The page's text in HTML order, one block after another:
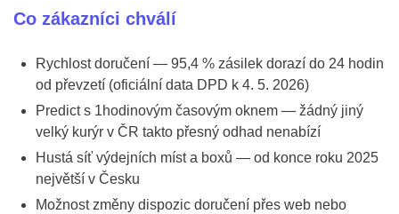
Co zákazníci chválí
Rychlost doručení — 95,4 % zásilek dorazí do 24 hodin
od převzetí (oficiální data DPD k 4. 5. 2026)
Predict s 1hodinovým časovým oknem — žádný jiný
velký kurýr v ČR takto přesný odhad nenabízí
Hustá síť výdejních míst a boxů — od konce roku 2025
největší v Česku
Možnost změny dispozic doručení přes web nebo